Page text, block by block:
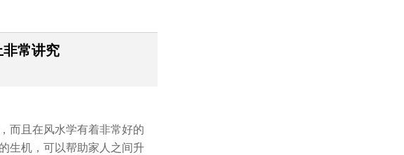
常讲究
而且在风水学有着非常好的
生机，可以帮助家人之间升